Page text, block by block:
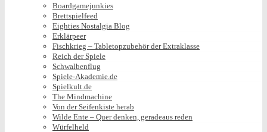
Boardgamejunkies
Brettspielfeed
Eighties Nostalgia Blog
Erklärpeer
Fischkrieg – Tabletopzubehör der Extraklasse
Reich der Spiele
Schwalbenflug
Spiele-Akademie.de
Spielkult.de
The Mindmachine
Von der Seifenkiste herab
Wilde Ente – Quer denken, geradeaus reden
Würfelheld